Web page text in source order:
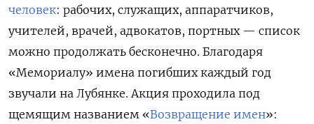
человек: рабочих, служащих, аппаратчиков,
учителей, врачей, адвокатов, портных — список
можно продолжать бесконечно. Благодаря
«Мемориалу» имена погибших каждый год
звучали на Лубянке. Акция проходила под
щемящим названием «Возвращение имен»: